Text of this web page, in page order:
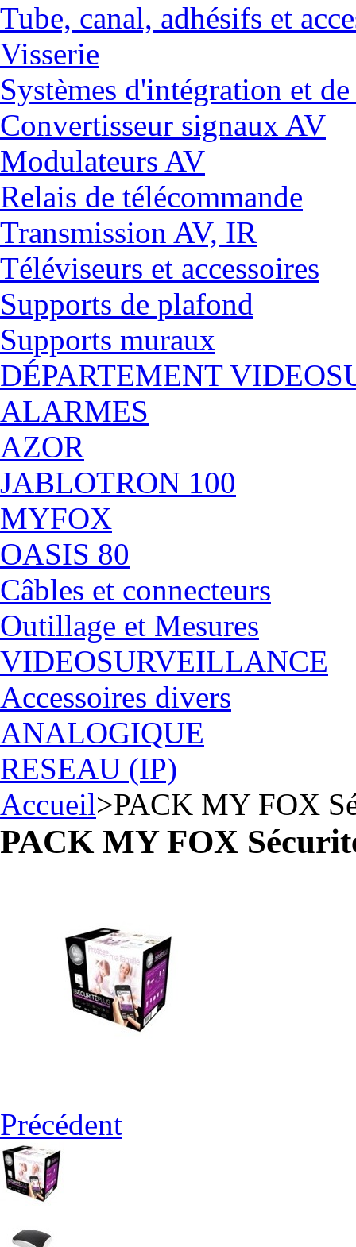
Tube, canal, adhésifs et
Visserie
Systèmes d'intégration et
Convertisseur signaux AV
Modulateurs AV
Relais de télécommande
Transmission AV, IR
Téléviseurs et accessoires
Supports de plafond
Supports muraux
DÉPARTEMENT
ALARMES
AZOR
JABLOTRON 100
MYFOX
OASIS 80
Câbles et connecteurs
Outillage et Mesures
VIDEOSURVEILLANCE
Accessoires divers
ANALOGIQUE
RESEAU (IP)
Accueil>PACK MY FOX
PACK MY FOX
Précédent